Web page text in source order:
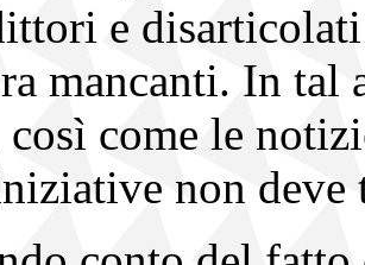
e
mancanti. In tal
come le
non deve